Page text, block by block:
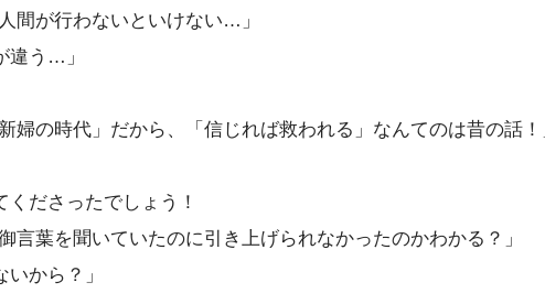
間が行わないといけない…」
違う…」
婦の時代」だから、「信じれば救われる」なんてのは昔の話！
ださったでしょう！
言葉を聞いていたのに引き上げられなかったのかわかる？」
から？」